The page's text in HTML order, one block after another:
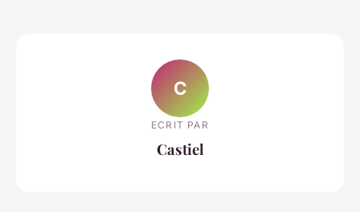
C
ECRIT PAR
Castiel